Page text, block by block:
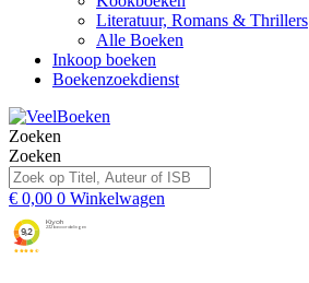
Literatuur, Romans & Thrillers
Alle Boeken
Inkoop boeken
Boekenzoekdienst
Zoeken
Zoeken
€ 0,00 0 Winkelwagen